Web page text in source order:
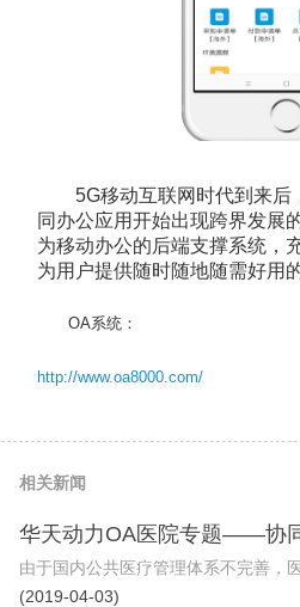
5G移动互联网时代到来后
同办公应用开始出现跨界发展
为移动办公的后端支撑系统，
为用户提供随时随地随需好用
OA系统：
http://www.oa8000.com/
相关新闻
华天动力OA医院专题——协
由于国内公共医疗管理体系不完善，
(2019-04-03)